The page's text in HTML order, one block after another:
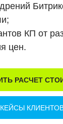
КП от
цен.
РАСЧЕТ
КЕЙСЫ